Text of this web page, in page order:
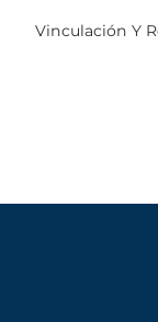
Vinculación Y